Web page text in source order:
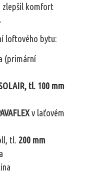
zlepšil komfort
loftového bytu:
(primární
tl. 100 mm
v laťovém
tl. 200 mm